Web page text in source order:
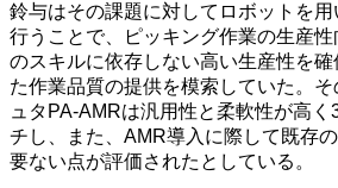
鈴与はその課題に対してロボットを
行うことで、ピッキング作業の生産
のスキルに依存しない高い生産性を
た作業品質の提供を模索していた。
ュタPA-AMRは汎用性と柔軟性が高
チし、また、AMR導入に際して既存
要ない点が評価されたとしている。